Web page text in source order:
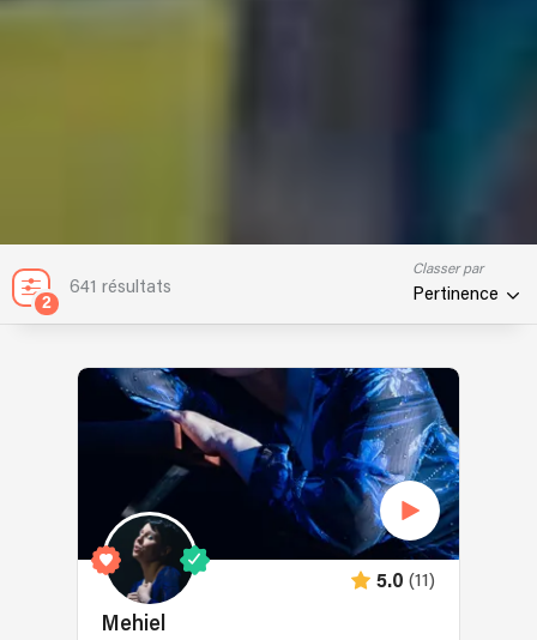
2
641 résultats
Classer par
Pertinence
5.0 (11)
Mehiel